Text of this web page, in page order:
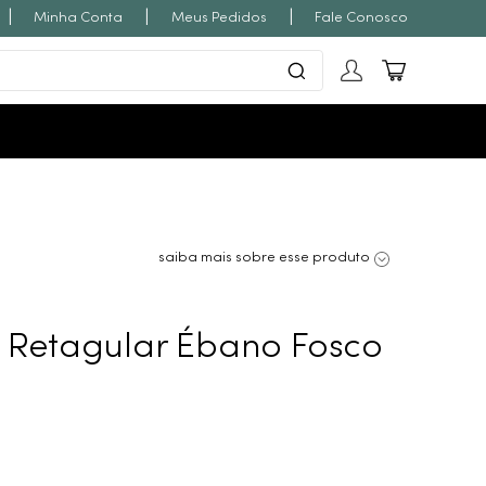
Minha Conta Meus Pedidos Fale Conosco
saiba mais sobre esse produto
Ébano Fosco